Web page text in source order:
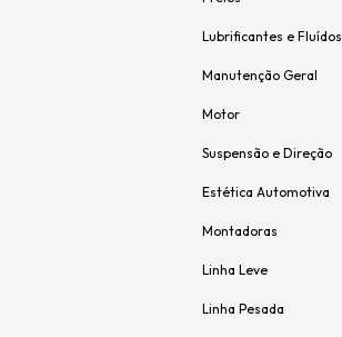
Lubrificantes e Fluídos
Manutenção Geral
Motor
Suspensão e Direção
Estética Automotiva
Montadoras
Linha Leve
Linha Pesada